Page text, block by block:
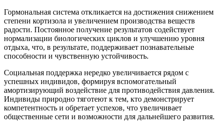
Гормональная система откликается на достижения снижением
степени кортизола и увеличением производства веществ
радости. Постоянное получение результатов содействует
нормализации биологических циклов и улучшению уровня
отдыха, что, в результате, поддерживает познавательные
способности и чувственную устойчивость.
Социальная поддержка нередко увеличивается рядом с
успешных индивидов, формируя вспомогательный
амортизирующий воздействие для противодействия давления.
Индивиды природно тяготеют к тем, кто демонстрирует
компетентность и обретает успехов, что увеличивает
общественные сети и возможности для дальнейшего развития.